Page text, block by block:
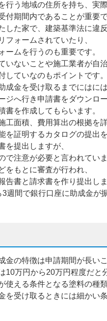
行う地域の住所を持ち、実
付期間内であることが重要で
した家で、建築基準法に違
フォームされていたり、
ームを行うのも重要です。
いないことや施工業者が自
していなのもポイントです。
成金を受け取るまでにはに
ジへ行き申請書をダウンロ
書を作成してもらいます。
工面積、費用算出の根拠を
を証明するカタログの提出
を提出しますが、
で注意が必要と言われていま
をもとに審査が行われ、
告書と請求書を作り提出しま
週間で銀行口座に助成金が
金の特徴は申請期間が長い
10万円から20万円程度だと
使える条件となる塗料の種
を受け取るときには細かい